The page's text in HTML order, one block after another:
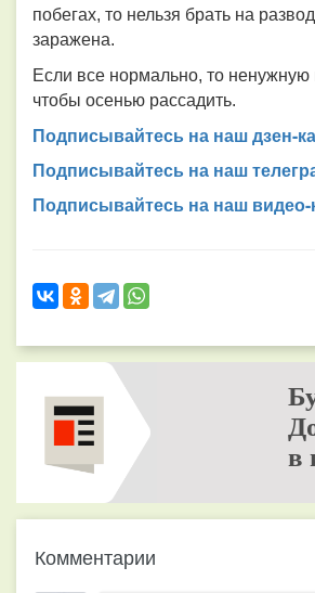
побегах, то нельзя брать на
заражена.
Если все нормально, то
чтобы осенью рассадить.
Подписывайтесь на наш дзен-
Подписывайтесь на наш
Подписывайтесь на наш видео-
в
Комментарии